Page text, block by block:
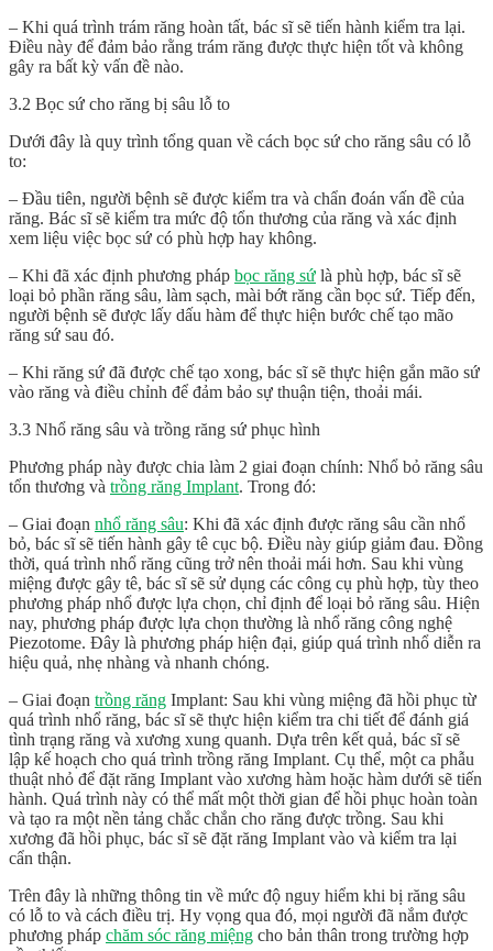
– Khi quá trình trám răng hoàn tất, bác sĩ sẽ tiến hành kiểm tra lại.
Điều này để đảm bảo rằng trám răng được thực hiện tốt và không
gây ra bất kỳ vấn đề nào.
3.2 Bọc sứ cho răng bị sâu lỗ to
Dưới đây là quy trình tổng quan về cách bọc sứ cho răng sâu có lỗ
to:
– Đầu tiên, người bệnh sẽ được kiểm tra và chẩn đoán vấn đề của
răng. Bác sĩ sẽ kiểm tra mức độ tổn thương của răng và xác định
xem liệu việc bọc sứ có phù hợp hay không.
– Khi đã xác định phương pháp bọc răng sứ là phù hợp, bác sĩ sẽ
loại bỏ phần răng sâu, làm sạch, mài bớt răng cần bọc sứ. Tiếp đến,
người bệnh sẽ được lấy dấu hàm để thực hiện bước chế tạo mão
răng sứ sau đó.
– Khi răng sứ đã được chế tạo xong, bác sĩ sẽ thực hiện gắn mão sứ
vào răng và điều chỉnh để đảm bảo sự thuận tiện, thoải mái.
3.3 Nhổ răng sâu và trồng răng sứ phục hình
Phương pháp này được chia làm 2 giai đoạn chính: Nhổ bỏ răng sâu
tổn thương và trồng răng Implant. Trong đó:
– Giai đoạn nhổ răng sâu: Khi đã xác định được răng sâu cần nhổ
bỏ, bác sĩ sẽ tiến hành gây tê cục bộ. Điều này giúp giảm đau. Đồng
thời, quá trình nhổ răng cũng trở nên thoải mái hơn. Sau khi vùng
miệng được gây tê, bác sĩ sẽ sử dụng các công cụ phù hợp, tùy theo
phương pháp nhổ được lựa chọn, chỉ định để loại bỏ răng sâu. Hiện
nay, phương pháp được lựa chọn thường là nhổ răng công nghệ
Piezotome. Đây là phương pháp hiện đại, giúp quá trình nhổ diễn ra
hiệu quả, nhẹ nhàng và nhanh chóng.
– Giai đoạn trồng răng Implant: Sau khi vùng miệng đã hồi phục từ
quá trình nhổ răng, bác sĩ sẽ thực hiện kiểm tra chi tiết để đánh giá
tình trạng răng và xương xung quanh. Dựa trên kết quả, bác sĩ sẽ
lập kế hoạch cho quá trình trồng răng Implant. Cụ thể, một ca phẫu
thuật nhỏ để đặt răng Implant vào xương hàm hoặc hàm dưới sẽ tiến
hành. Quá trình này có thể mất một thời gian để hồi phục hoàn toàn
và tạo ra một nền tảng chắc chắn cho răng được trồng. Sau khi
xương đã hồi phục, bác sĩ sẽ đặt răng Implant vào và kiểm tra lại
cẩn thận.
Trên đây là những thông tin về mức độ nguy hiểm khi bị răng sâu
có lỗ to và cách điều trị. Hy vọng qua đó, mọi người đã nắm được
phương pháp chăm sóc răng miệng cho bản thân trong trường hợp